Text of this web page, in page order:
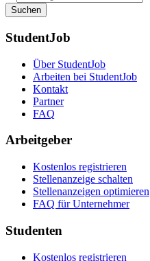
Suchen
StudentJob
Über StudentJob
Arbeiten bei StudentJob
Kontakt
Partner
FAQ
Arbeitgeber
Kostenlos registrieren
Stellenanzeige schalten
Stellenanzeigen optimieren
FAQ für Unternehmer
Studenten
Kostenlos registrieren